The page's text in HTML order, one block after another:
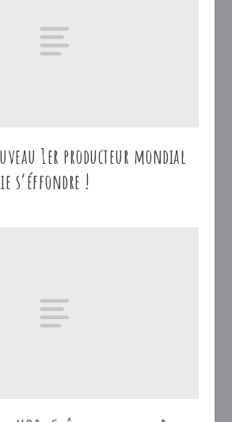
1er producteur mondial
s’éffondre !